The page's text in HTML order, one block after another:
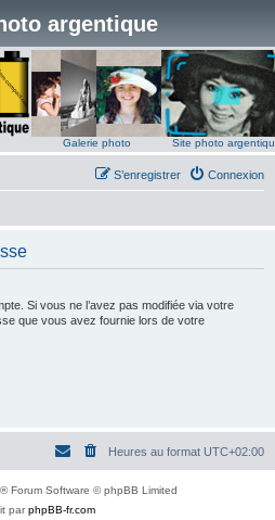
argentique
Galerie photo Site photo
Connexion
S’enregistrer
Si vous ne l’avez pas modifiée via votre
que vous avez fournie lors de votre
Heures au format UTC+02:00
® Forum Software © phpBB Limited
parphpBB-fr.com